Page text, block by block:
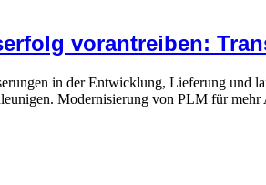
vorantreiben:
in der Entwicklung, Lieferung und
Modernisierung von PLM für